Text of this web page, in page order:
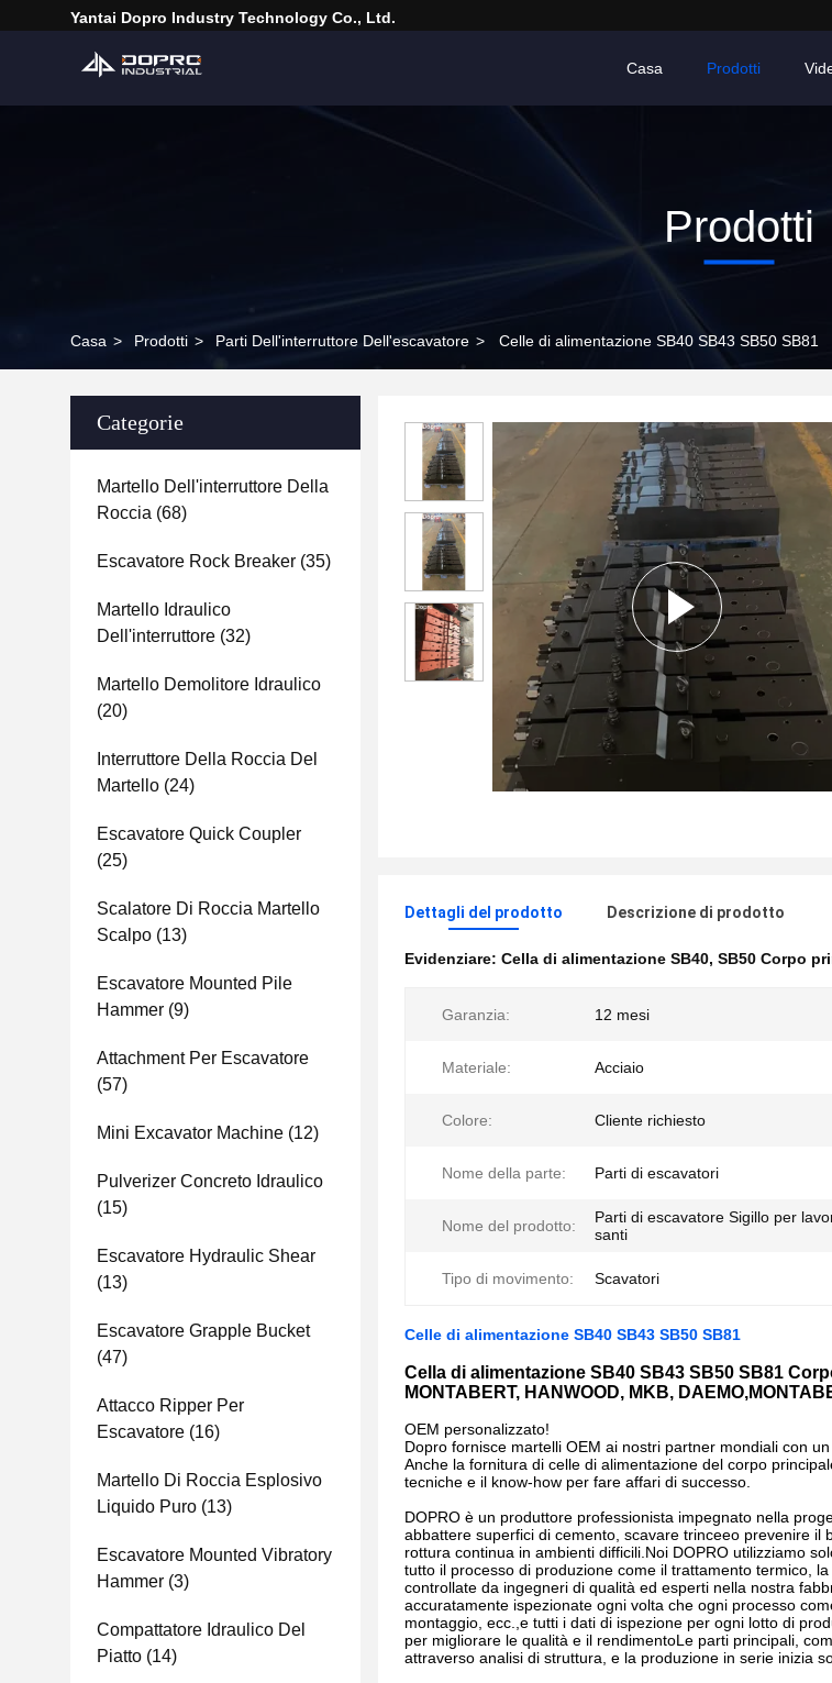
Yantai Dopro Industry Technology Co., Ltd.
Casa Prodotti
Prodotti
Casa > Prodotti > Parti Dell'interruttore Dell'escavatore > Celle di alimentazione SB40 SB43 SB50 SB81
Categorie
Martello Dell'interruttore Della
Roccia (68)
Escavatore Rock Breaker (35)
Martello Idraulico
Dell'interruttore (32)
Martello Demolitore Idraulico
(20)
Interruttore Della Roccia Del
Martello (24)
Escavatore Quick Coupler
(25)
Scalatore Di Roccia Martello
Scalpo (13)
Escavatore Mounted Pile
Hammer (9)
Attachment Per Escavatore
(57)
Mini Excavator Machine (12)
Pulverizer Concreto Idraulico
(15)
Escavatore Hydraulic Shear
(13)
Escavatore Grapple Bucket
(47)
Attacco Ripper Per
Escavatore (16)
Martello Di Roccia Esplosivo
Liquido Puro (13)
Escavatore Mounted Vibratory
Hammer (3)
Compattatore Idraulico Del
Piatto (14)
Dettagli del prodotto Descrizione di prodotto
Evidenziare: Cella di alimentazione SB40, SB50 Corpo
Garanzia: 12 mesi
Materiale: Acciaio
Colore: Cliente richiesto
Nome della parte: Parti di escavatori
Nome del prodotto:
Parti di escavatore Sigillo per
santi
Tipo di movimento: Scavatori
Celle di alimentazione SB40 SB43 SB50 SB81
Cella di alimentazione SB40 SB43 SB50 SB81
MONTABERT, HANWOOD, MKB,
OEM personalizzato!
Dopro fornisce martelli OEM ai nostri partner mondiali con
Anche la fornitura di celle di alimentazione del corpo
tecniche e il know-how per fare affari di successo.
DOPRO è un produttore professionista impegnato nella
abbattere superfici di cemento, scavare trinceeo prevenire
rottura continua in ambienti difficili.Noi DOPRO utilizziamo
tutto il processo di produzione come il trattamento termico,
controllate da ingegneri di qualità ed esperti nella nostra
accuratamente ispezionate ogni volta che ogni processo
montaggio, ecc.,e tutti i dati di ispezione per ogni lotto di
per migliorare le qualità e il rendimentoLe parti principali,
attraverso analisi di struttura, e la produzione in serie inizia